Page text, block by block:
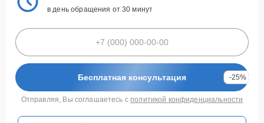
в день обращения от 30 минут
Бесплатная консультация -25%
Отправляя, Вы соглашаетесь с политикой конфиденциальности